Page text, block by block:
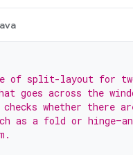
of split-layout for
goes across the
whether there
as a fold or